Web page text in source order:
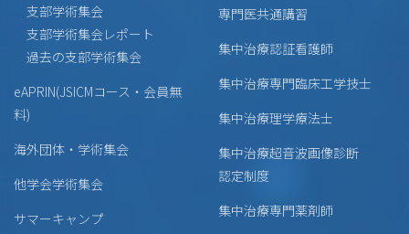
支部学術集会
支部学術集会レポート
過去の支部学術集会
eAPRIN(JSICMコース・会員無
料)
海外団体・学術集会
他学会学術集会
サマーキャンプ
専門医共通講習
集中治療認証看護師
集中治療専門臨床工学技士
集中治療理学療法士
集中治療超音波画像診断
認定制度
集中治療専門薬剤師